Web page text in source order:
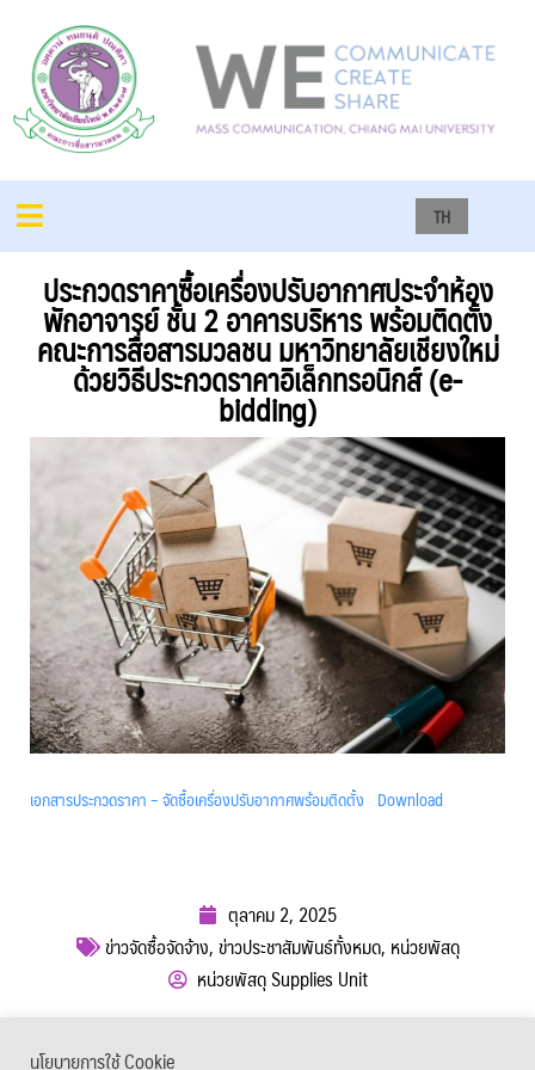
TH
ประกวดราคาซื้อเครื่องปรับอากาศประจำห้อง
พักอาจารย์ ชั้น 2 อาคารบริหาร พร้อมติดตั้ง
คณะการสื่อสารมวลชน มหาวิทยาลัยเชียงใหม่
ด้วยวิธีประกวดราคาอิเล็กทรอนิกส์ (e-
bidding)
เอกสารประกวดราคา – จัดซื้อเครื่องปรับอากาศพร้อมติดตั้ง Download
ตุลาคม 2, 2025
ข่าวจัดซื้อจัดจ้าง,ข่าวประชาสัมพันธ์ทั้งหมด, หน่วยพัสดุ
หน่วยพัสดุ Supplies Unit
นโยบายการใช้ Cookie